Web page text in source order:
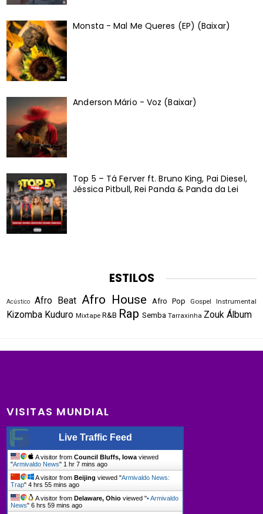
Monsta - Mal Me Queres (EP) (Baixar)
Anderson Mário - Voz (Baixar)
Top 5 – Tá Ferver ft. Bruno King, Pai Diesel,
Jéssica Pitbull, Rei Panda & Panda da Lei
ESTILOS
Acústico Afro Beat Afro House Afro Pop Gospel Instrumental
Kizomba Kuduro Mixtape R&B Rap Semba Tarraxinha Zouk Álbum
VISITAS MUNDIAL
Live Traffic Feed
A visitor fromCouncil Bluffs, Iowa viewed
"Armivaldo News" 1 hr 7 mins ago
A visitor fromBeijing viewed "Armivaldo News:
Trap"4 hrs 55 mins ago
A visitor fromDelaware, Ohio viewed "• Armivaldo
News"6 hrs 59 mins ago